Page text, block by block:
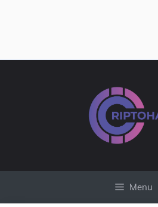
Menu